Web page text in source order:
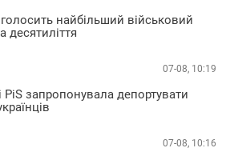
найбільший військовий
десятиліття
07-08, 10:19
запропонувала депортувати
07-08, 10:16